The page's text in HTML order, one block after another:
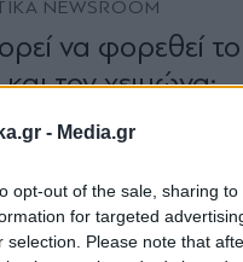
- Media.gr
opt-out of the sale, sharing
for targeted
selection. Please note that
NEWSROOM
να φορεθεί το
τον χειμώνα:
5 τρόποι